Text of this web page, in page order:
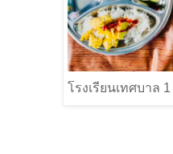
โรงเรียนเทศบาล 1